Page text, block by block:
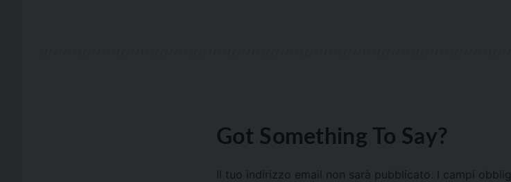
Got Something To Say?
Il tuo indirizzo email non sarà pubblicato. I campi